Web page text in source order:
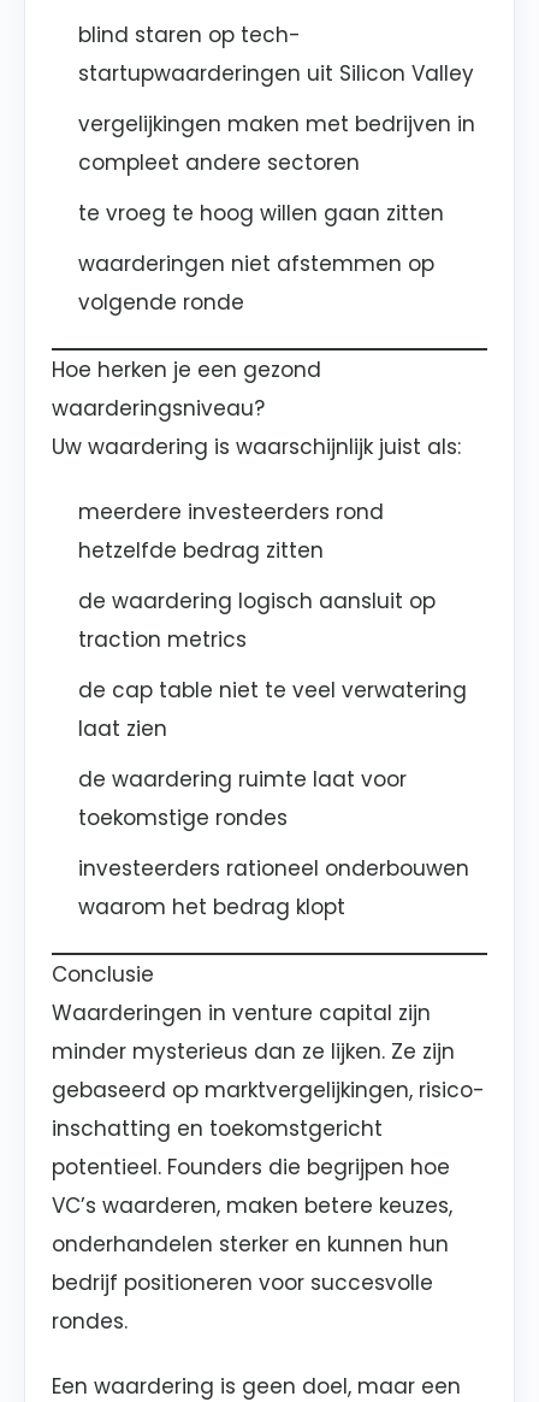
blind staren op tech-
startupwaarderingen uit Silicon Valley
vergelijkingen maken met bedrijven in
compleet andere sectoren
te vroeg te hoog willen gaan zitten
waarderingen niet afstemmen op
volgende ronde
Hoe herken je een gezond
waarderingsniveau?
Uw waardering is waarschijnlijk juist als:
meerdere investeerders rond
hetzelfde bedrag zitten
de waardering logisch aansluit op
traction metrics
de cap table niet te veel verwatering
laat zien
de waardering ruimte laat voor
toekomstige rondes
investeerders rationeel onderbouwen
waarom het bedrag klopt
Conclusie
Waarderingen in venture capital zijn
minder mysterieus dan ze lijken. Ze zijn
gebaseerd op marktvergelijkingen, risico-
inschatting en toekomstgericht
potentieel. Founders die begrijpen hoe
VC’s waarderen, maken betere keuzes,
onderhandelen sterker en kunnen hun
bedrijf positioneren voor succesvolle
rondes.
Een waardering is geen doel, maar een